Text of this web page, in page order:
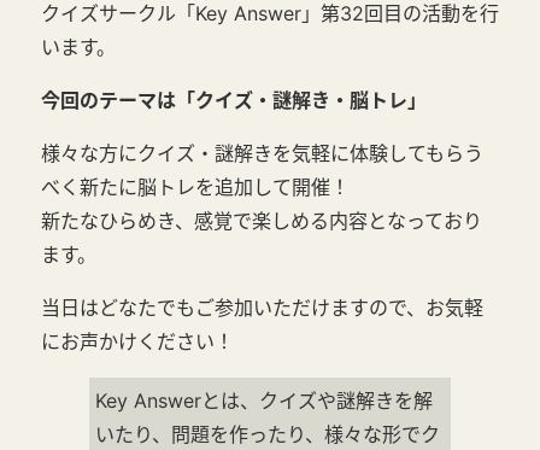
クイズサークル「Key Answer」第32回目の活動を行
います。
今回のテーマは「クイズ・謎解き・脳トレ 」
様々な方にクイズ・謎解きを気軽に体験してもらう
べく新たに脳トレを追加して開催！
新たなひらめき、感覚で楽しめる内容となっており
ます。
当日はどなたでもご参加いただけますので、お気軽
にお声かけください！
Key Answerとは、クイズや謎解きを解
いたり、問題を作ったり、様々な形でク